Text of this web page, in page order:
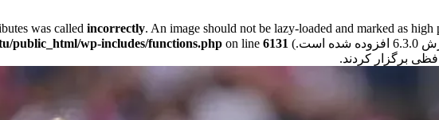
was called incorrectly. An image should not be lazy-loaded and marked as high
public_html/wp-includes/functions.php on line 6131
برگزار کردند.